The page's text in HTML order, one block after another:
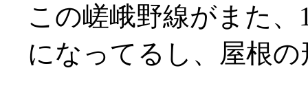
この嵯峨野線がまた
になってるし、屋根